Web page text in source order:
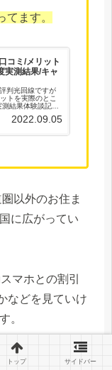
ます。
コミ/メリット
実測結果/キャ
判光回線ですが
トを実際のとこ
結果体験談記録/
線ストレス無しの
信料金節約のワ
2022.09.05
以外のお住ま
に広がってい
マホとの割引
などを見ていけ
。
ので、比較検
トップ サイドバー